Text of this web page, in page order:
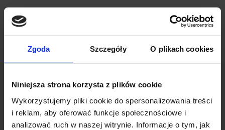
Zgoda Szczegóły O plikach cookies
Niniejsza strona korzysta z plików cookie
Wykorzystujemy pliki cookie do spersonalizowania treści
i reklam, aby oferować funkcje społecznościowe i
analizować ruch w naszej witrynie. Informacje o tym, jak